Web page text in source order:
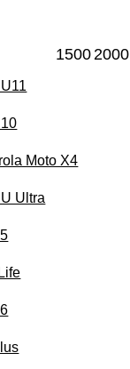
15002000
Moto X4
Ultra